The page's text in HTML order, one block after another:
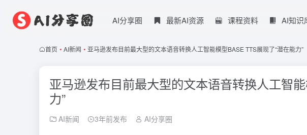
AI分享圈 最新AI资源 课程资料 AI知识
首页 • AI新闻 • 亚马逊发布目前最大型的文本语音转换人工智能模型BASE TTS展现了“潜在能力”
亚马逊发布目前最大型的文本语音转换人工智
力”
AI新闻 3年前发布 AI分享圈